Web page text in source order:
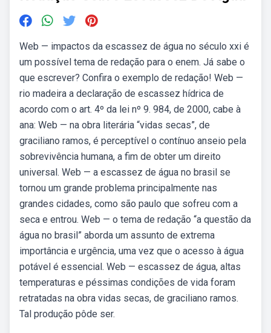
Web — impactos da escassez de água no século xxi é
um possível tema de redação para o enem. Já sabe o
que escrever? Confira o exemplo de redação! Web —
rio madeira a declaração de escassez hídrica de
acordo com o art. 4º da lei nº 9. 984, de 2000, cabe à
ana: Web — na obra literária “vidas secas”, de
graciliano ramos, é perceptível o contínuo anseio pela
sobrevivência humana, a fim de obter um direito
universal. Web — a escassez de água no brasil se
tornou um grande problema principalmente nas
grandes cidades, como são paulo que sofreu com a
seca e entrou. Web — o tema de redação “a questão da
água no brasil” aborda um assunto de extrema
importância e urgência, uma vez que o acesso à água
potável é essencial. Web — escassez de água, altas
temperaturas e péssimas condições de vida foram
retratadas na obra vidas secas, de graciliano ramos.
Tal produção pôde ser.